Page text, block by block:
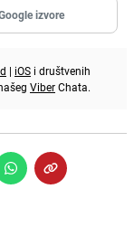
izvore
| iOS i društvenih
ViberChata.